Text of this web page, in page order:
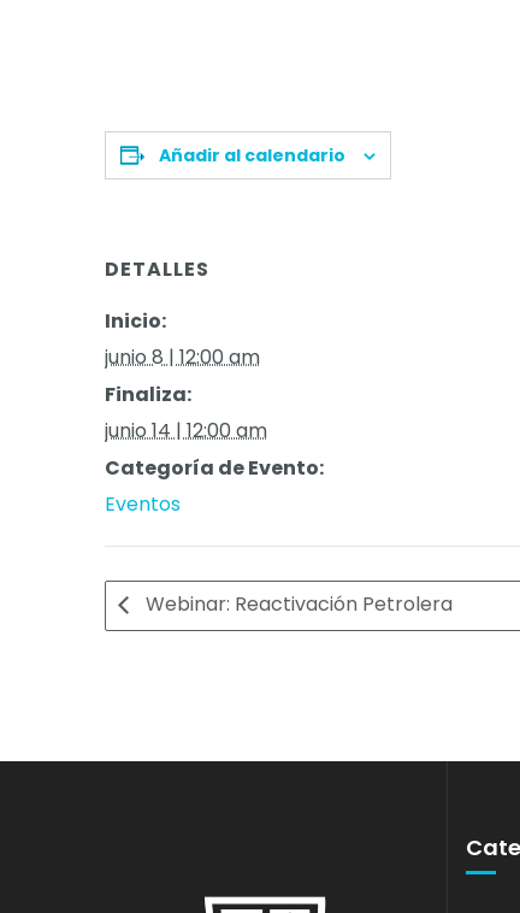
Añadir al calendario
DETALLES
Inicio:
junio 8 | 12:00 am
Finaliza:
junio 14 | 12:00 am
Categoría de Evento:
Eventos
Webinar: Reactivación Petrolera